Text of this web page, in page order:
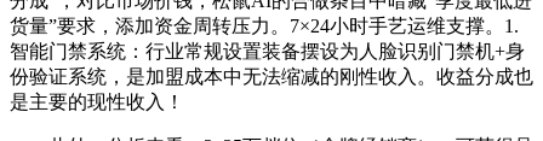
货量”要求，添加资金周转压力。7×24小时手艺运维支撑。1.
智能门禁系统：行业常规设置装备摆设为人脸识别门禁机+身
份验证系统，是加盟成本中无法缩减的刚性收入。收益分成也
是主要的现性收入！